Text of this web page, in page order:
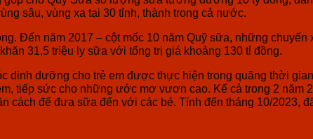
sâu, vùng xa tại 30 tỉnh, thành trong cả nước.
Đến năm 2017 – cột mốc 10 năm Quỹ sữa, những
31,5 triệu ly sữa với tổng trị giá khoảng 130 tỉ đồng.
dinh dưỡng cho trẻ em được thực hiện trong quãng thời
tiếp sức cho những ước mơ vươn cao. Kể cả trong 2
cách để đưa sữa đến với các bé. Tính đến tháng 10/